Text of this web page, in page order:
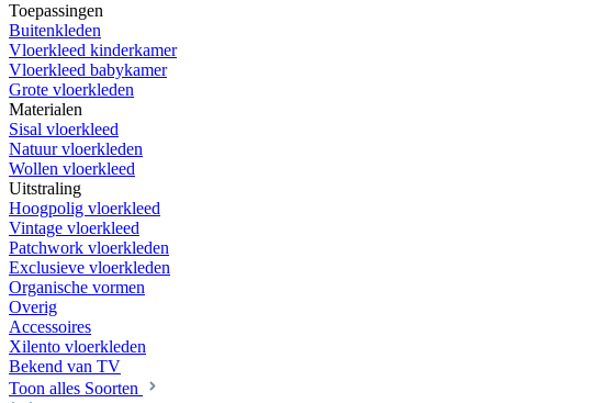
Toepassingen
Buitenkleden
Vloerkleed kinderkamer
Vloerkleed babykamer
Grote vloerkleden
Materialen
Sisal vloerkleed
Natuur vloerkleden
Wollen vloerkleed
Uitstraling
Hoogpolig vloerkleed
Vintage vloerkleed
Patchwork vloerkleden
Exclusieve vloerkleden
Organische vormen
Overig
Accessoires
Xilento vloerkleden
Bekend van TV
Toon alles Soorten